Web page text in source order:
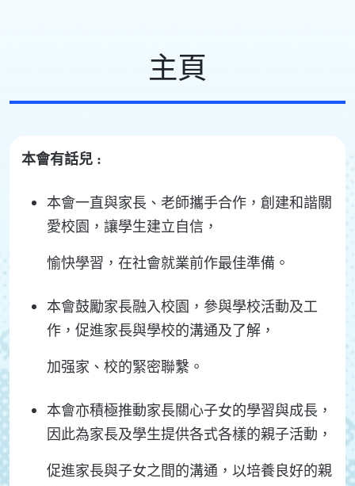
主頁
本會有話兒 :
本會一直與家長、老師攜手合作，創建和諧關
愛校園，讓學生建立自信，
愉快學習，在社會就業前作最佳準備。
本會鼓勵家長融入校園，參與學校活動及工
作，促進家長與學校的溝通及了解，
加强家、校的緊密聯繫。
本會亦積極推動家長關心子女的學習與成長，
因此為家長及學生提供各式各樣的親子活動，
促進家長與子女之間的溝通，以培養良好的親